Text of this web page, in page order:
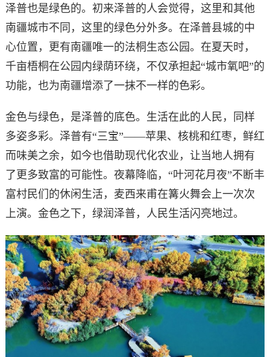
泽普也是绿色的。初来泽普的人会觉得，这里和其他
南疆城市不同，这里的绿色分外多。在泽普县城的中
心位置，更有南疆唯一的法桐生态公园。在夏天时，
千亩梧桐在公园内绿荫环绕，不仅承担起“城市氧吧”的
功能，也为南疆增添了一抹不一样的色彩。
金色与绿色，是泽普的底色。生活在此的人民，同样
多姿多彩。泽普有“三宝”——苹果、核桃和红枣，鲜红
而味美之余，如今也借助现代化农业，让当地人拥有
了更多致富的可能性。夜幕降临，“叶河花月夜”不断丰
富村民们的休闲生活，麦西来甫在篝火舞会上一次次
上演。金色之下，绿润泽普，人民生活闪亮地过。